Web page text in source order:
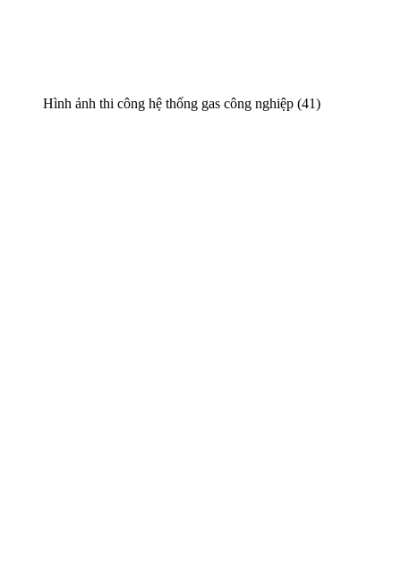
Hình ảnh thi công hệ thống gas công nghiệp (41)